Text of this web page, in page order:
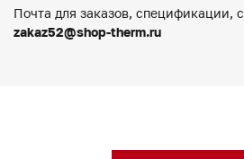
Почта для заказов, спецификации,
zakaz52@shop-therm.ru